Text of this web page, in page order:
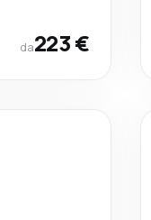
da223 €